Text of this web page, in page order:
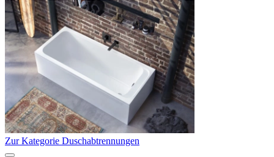
Zur Kategorie Duschabtrennungen